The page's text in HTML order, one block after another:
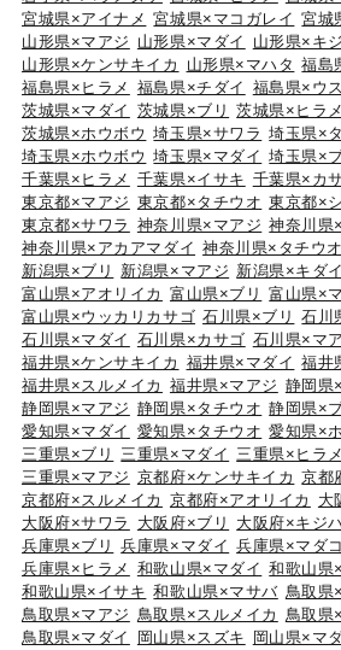
宮城県×アイナメ 宮城県×マコガレイ 宮城
山形県×マアジ 山形県×マダイ
山形県×キ
山形県×ケンサキイカ
山形県×マハタ 福島
福島県×ヒラメ 福島県×チダイ 福島県×ウ
茨城県×マダイ 茨城県×ブリ 茨城県×ヒラメ
茨城県×ホウボウ 埼玉県×サワラ 埼玉県×
埼玉県×ホウボウ 埼玉県×マダイ 埼玉県×
千葉県×ヒラメ 千葉県×イサキ 千葉県×カ
東京都×マアジ 東京都×タチウオ 東京都×
東京都×サワラ 神奈川県×マアジ 神奈川県
神奈川県×アカアマダイ 神奈川県×タチウオ
新潟県×ブリ
新潟県×マアジ 新潟県×キダイ
富山県×アオリイカ 富山県×ブリ 富山県×
富山県×ウッカリカサゴ 石川県×ブリ
石川
石川県×マダイ 石川県×カサゴ 石川県×マ
福井県×ケンサキイカ 福井県×マダイ 福井
福井県×スルメイカ 福井県×マアジ 静岡県
静岡県×マアジ 静岡県×タチウオ 静岡県×
愛知県×マダイ 愛知県×タチウオ 愛知県×
三重県×ブリ
三重県×マダイ 三重県×ヒラメ
三重県×マアジ 京都府×ケンサキイカ 京都
京都府×スルメイカ 京都府×アオリイカ
大
大阪府×サワラ
大阪府×ブリ 大阪府×キジ
兵庫県×ブリ
兵庫県×マダイ 兵庫県×マダコ
兵庫県×ヒラメ 和歌山県×マダイ 和歌山県
和歌山県×イサキ 和歌山県×マサバ 鳥取県
鳥取県×マアジ 鳥取県×スルメイカ 鳥取県
鳥取県×マダイ
岡山県×スズキ 岡山県×マ